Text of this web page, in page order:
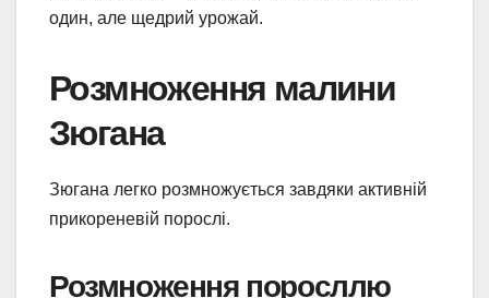
один, але щедрий урожай.
Розмноження малини
Зюгана
Зюгана легко розмножується завдяки активній
прикореневій порослі.
Розмноження поросллю